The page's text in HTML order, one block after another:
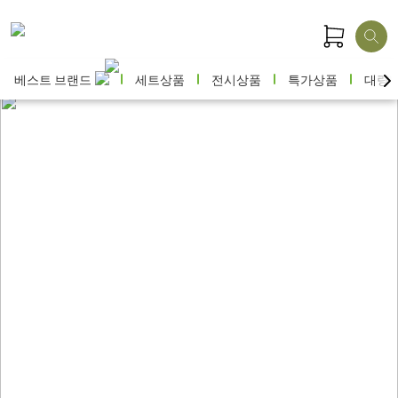
베스트 브랜드 세트상품 전시상품 특가상품 대량